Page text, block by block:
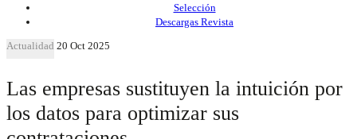
Selección
Descargas Revista
Actualidad 20 Oct 2025
Las empresas sustituyen la intuición por
los datos para optimizar sus